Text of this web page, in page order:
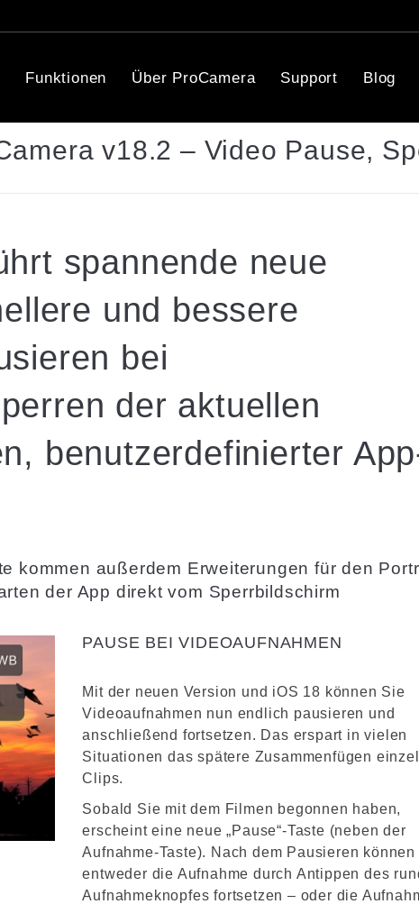
Funktionen Über ProCamera Support Blog
v18.2 – Video Pause,
spannende neue
und bessere
bei
der aktuellen
benutzerdefinierter
kommen außerdem Erweiterungen für den
der App direkt vom Sperrbildschirm
PAUSE BEI VIDEOAUFNAHMEN
Mit der neuen Version und iOS 18 können Sie
Videoaufnahmen nun endlich pausieren und
anschließend fortsetzen. Das erspart in vielen
Situationen das spätere Zusammenfügen
Clips.
Sobald Sie mit dem Filmen begonnen haben,
erscheint eine neue „Pause“-Taste (neben der
Aufnahme-Taste). Nach dem Pausieren können
entweder die Aufnahme durch Antippen des
Aufnahmeknopfes fortsetzen – oder die